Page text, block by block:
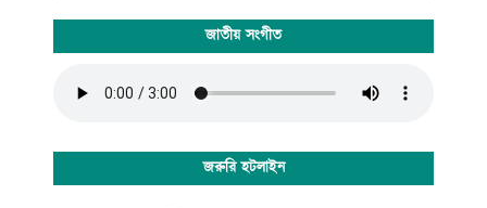
জাতীয় সংগীত
জরুরি হটলাইন